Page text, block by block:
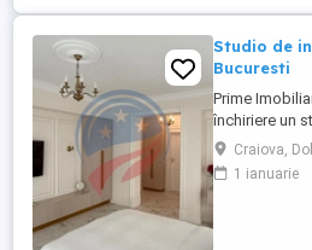
Studio de
Bucuresti
Prime
închiriere un
situat pe
bloc bine
pentru
Craiova,
1 ianuarie